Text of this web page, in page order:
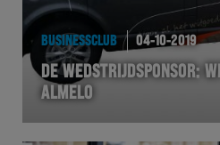
BUSINESSCLUB 04-10-2019
DE WEDSTRIJDSPONSOR:
ALMELO